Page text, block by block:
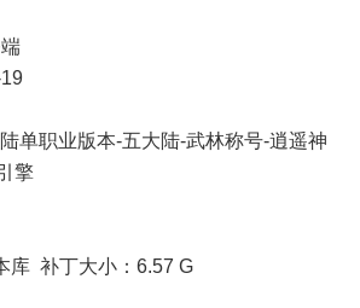
单职业版本-五大陆-武林称号-逍遥神
擎
库 补丁大小：6.57 G